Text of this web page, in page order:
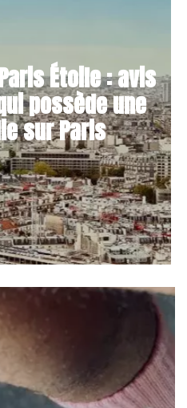
Étoile : avis
possède une
sur Paris